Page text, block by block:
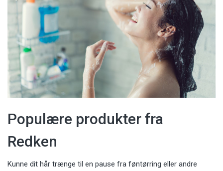
Populære produkter fra
Redken
Kunne dit hår trænge til en pause fra føntørring eller andre